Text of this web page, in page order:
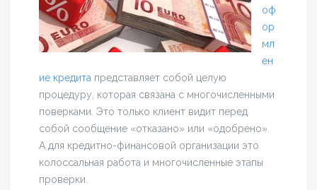
оф
ор
мл
ен
ие кредита представляет собой целую
процедуру, которая связана с многочисленными
поверками. Это только клиент видит перед
собой сообщение «отказано» или «одобрено».
А для кредитно-финансовой организации это
колоссальная работа и многочисленные этапы
проверки.